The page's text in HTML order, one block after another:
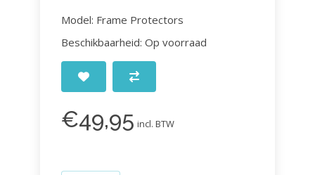
Model: Frame Protectors
Beschikbaarheid: Op voorraad
€49,95 incl. BTW